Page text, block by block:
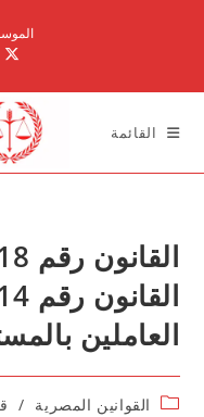
القائمة
العاملين
Postالقوانين المصرية /